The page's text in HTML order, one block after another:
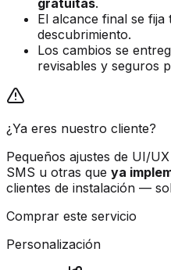
gratuitas.
El alcance final se
descubrimiento.
Los cambios se
revisables y seguros
¿Ya eres nuestro cliente?
Pequeños ajustes de UI/
SMS u otras que ya
clientes de instalación —
Comprar este servicio
Personalización